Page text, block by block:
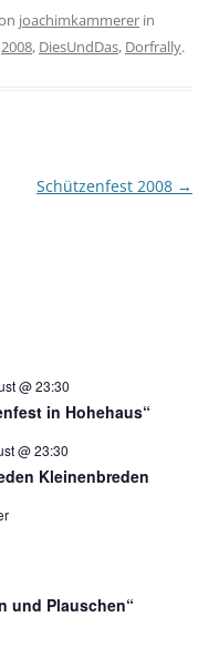
joachimkammerer in
2008, DiesUndDas, Dorfrally.
Schützenfest 2008 →
@ 23:30
in Hohehaus“
@ 23:30
Kleinenbreden
und Plauschen“